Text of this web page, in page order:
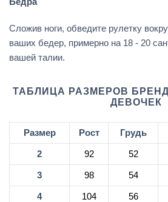
Сложив ноги, обведите рулетку
ваших бедер, примерно на 18 - 20
вашей талии.
ТАБЛИЦА РАЗМЕРОВ
ДЕВОЧЕК
Размер Рост Грудь
2 92 52
3 98 54
4 104 56